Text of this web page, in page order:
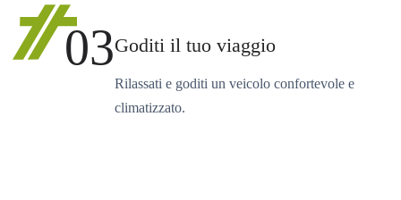
03Goditi il tuo viaggio
Rilassati e goditi un veicolo confortevole e
climatizzato.